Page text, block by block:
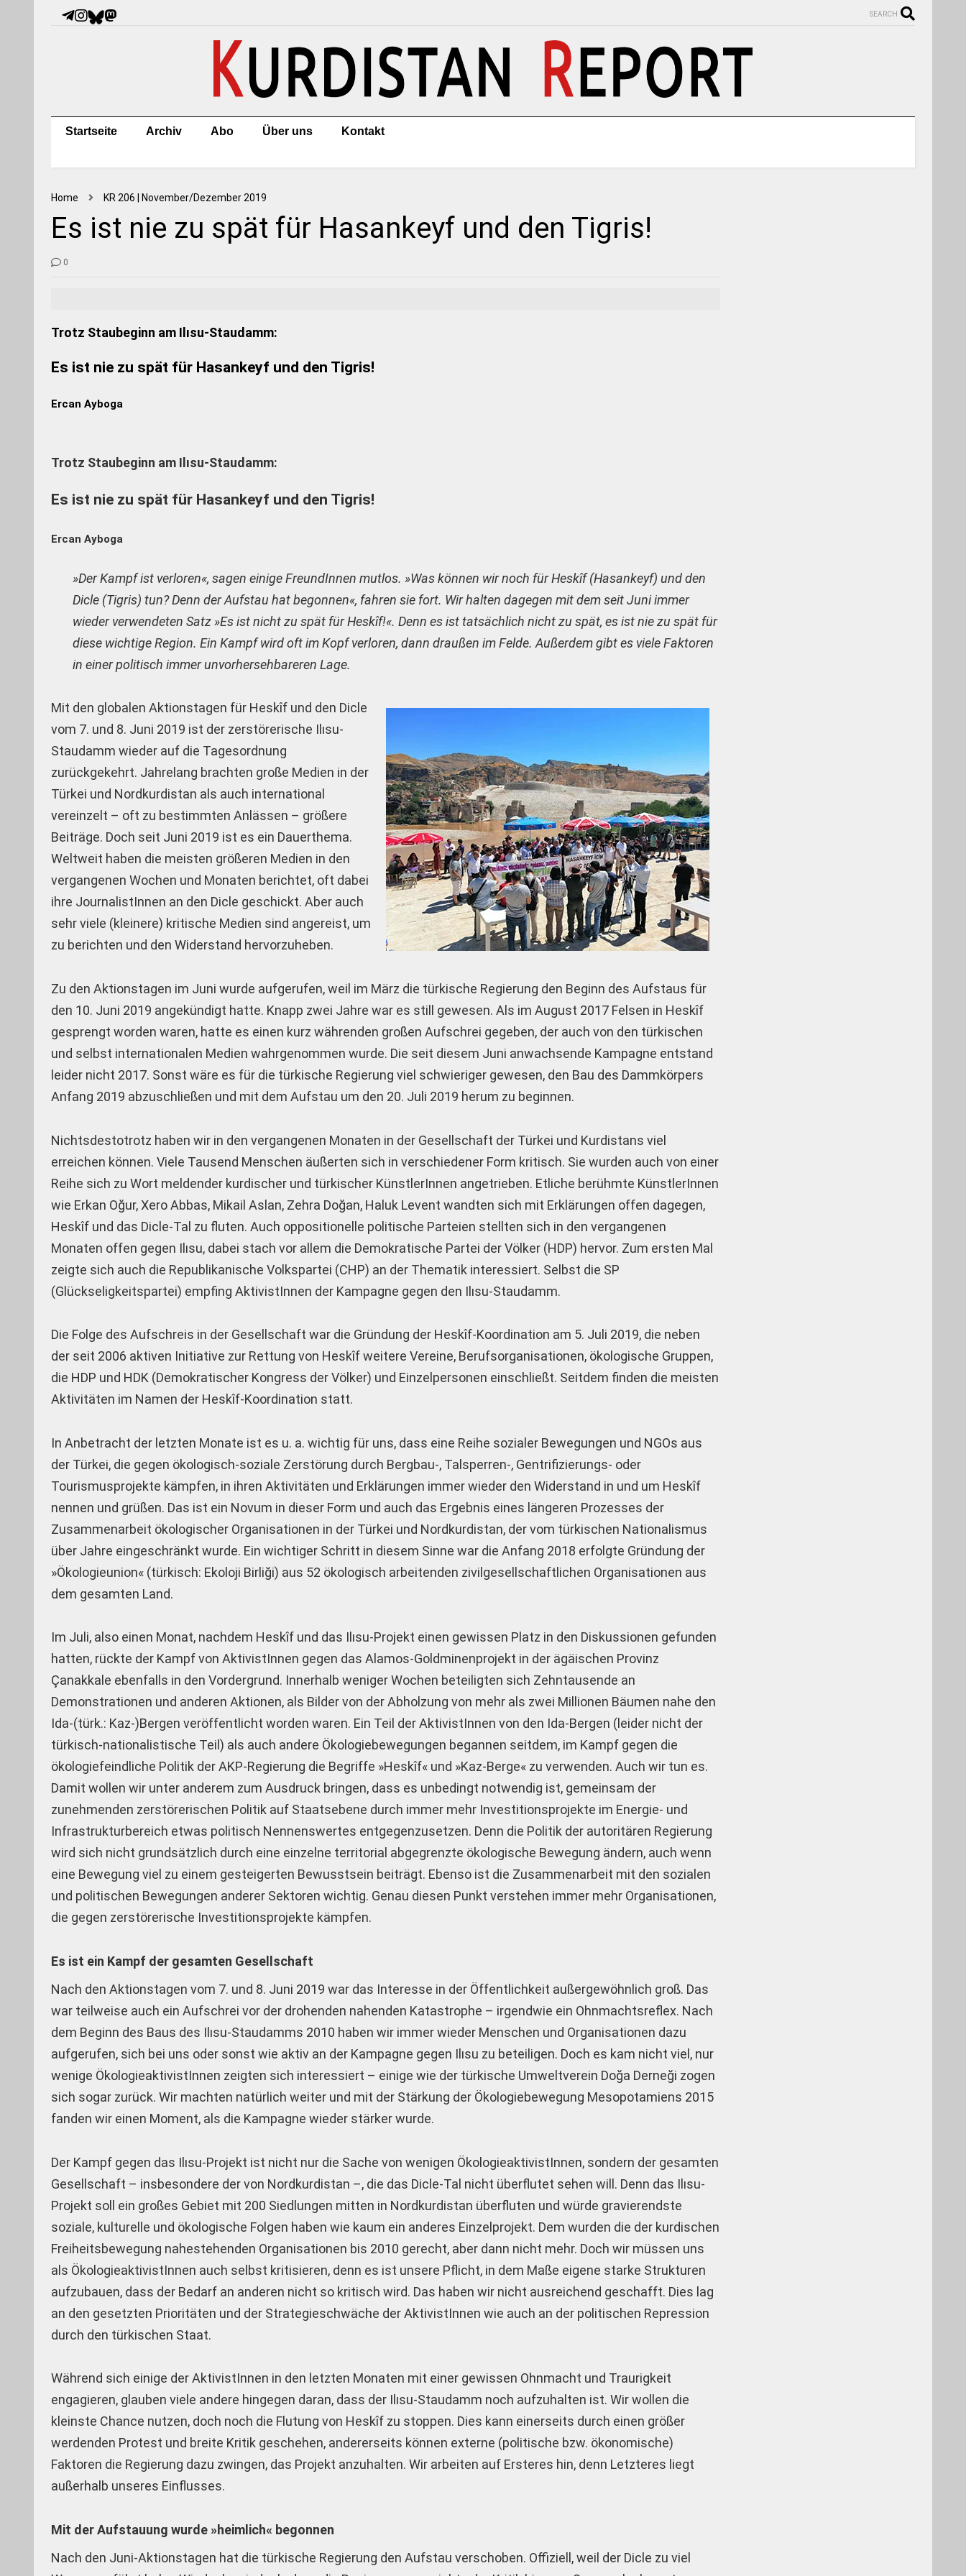
SEARCH
Startseite Archiv Abo Über uns Kontakt
Home KR 206 | November/Dezember 2019
Es ist nie zu spät für Hasankeyf und den Tigris!
0
Trotz Staubeginn am Ilısu-Staudamm:
Es ist nie zu spät für Hasankeyf und den Tigris!
Ercan Ayboga
Trotz Staubeginn am Ilısu-Staudamm:
Es ist nie zu spät für Hasankeyf und den Tigris!
Ercan Ayboga
»Der Kampf ist verloren«, sagen einige FreundInnen mutlos. »Was können wir noch für Heskîf (Hasankeyf) und den
Dicle (Tigris) tun? Denn der Aufstau hat begonnen«, fahren sie fort. Wir halten dagegen mit dem seit Juni immer
wieder verwendeten Satz »Es ist nicht zu spät für Heskîf!«. Denn es ist tatsächlich nicht zu spät, es ist nie zu spät für
diese wichtige Region. Ein Kampf wird oft im Kopf verloren, dann draußen im Felde. Außerdem gibt es viele Faktoren
in einer politisch immer unvorhersehbareren Lage.
Mit den globalen Aktionstagen für Heskîf und den Dicle
vom 7. und 8. Juni 2019 ist der zerstörerische Ilısu-
Staudamm wieder auf die Tagesordnung
zurückgekehrt. Jahrelang brachten große Medien in der
Türkei und Nordkurdistan als auch international
vereinzelt – oft zu bestimmten Anlässen – größere
Beiträge. Doch seit Juni 2019 ist es ein Dauerthema.
Weltweit haben die meisten größeren Medien in den
vergangenen Wochen und Monaten berichtet, oft dabei
ihre JournalistInnen an den Dicle geschickt. Aber auch
sehr viele (kleinere) kritische Medien sind angereist, um
zu berichten und den Widerstand hervorzuheben.
Zu den Aktionstagen im Juni wurde aufgerufen, weil im März die türkische Regierung den Beginn des Aufstaus für
den 10. Juni 2019 angekündigt hatte. Knapp zwei Jahre war es still gewesen. Als im August 2017 Felsen in Heskîf
gesprengt worden waren, hatte es einen kurz währenden großen Aufschrei gegeben, der auch von den türkischen
und selbst internationalen Medien wahrgenommen wurde. Die seit diesem Juni anwachsende Kampagne entstand
leider nicht 2017. Sonst wäre es für die türkische Regierung viel schwieriger gewesen, den Bau des Dammkörpers
Anfang 2019 abzuschließen und mit dem Aufstau um den 20. Juli 2019 herum zu beginnen.
Nichtsdestotrotz haben wir in den vergangenen Monaten in der Gesellschaft der Türkei und Kurdistans viel
erreichen können. Viele Tausend Menschen äußerten sich in verschiedener Form kritisch. Sie wurden auch von einer
Reihe sich zu Wort meldender kurdischer und türkischer KünstlerInnen angetrieben. Etliche berühmte KünstlerInnen
wie Erkan Oğur, Xero Abbas, Mikail Aslan, Zehra Doğan, Haluk Levent wandten sich mit Erklärungen offen dagegen,
Heskîf und das Dicle-Tal zu fluten. Auch oppositionelle politische Parteien stellten sich in den vergangenen
Monaten offen gegen Ilısu, dabei stach vor allem die Demokratische Partei der Völker (HDP) hervor. Zum ersten Mal
zeigte sich auch die Republikanische Volkspartei (CHP) an der Thematik interessiert. Selbst die SP
(Glückseligkeitspartei) empfing AktivistInnen der Kampagne gegen den Ilısu-Staudamm.
Die Folge des Aufschreis in der Gesellschaft war die Gründung der Heskîf-Koordination am 5. Juli 2019, die neben
der seit 2006 aktiven Initiative zur Rettung von Heskîf weitere Vereine, Berufsorganisationen, ökologische Gruppen,
die HDP und HDK (Demokratischer Kongress der Völker) und Einzelpersonen einschließt. Seitdem finden die meisten
Aktivitäten im Namen der Heskîf-Koordination statt.
In Anbetracht der letzten Monate ist es u. a. wichtig für uns, dass eine Reihe sozialer Bewegungen und NGOs aus
der Türkei, die gegen ökologisch-soziale Zerstörung durch Bergbau-, Talsperren-, Gentrifizierungs- oder
Tourismusprojekte kämpfen, in ihren Aktivitäten und Erklärungen immer wieder den Widerstand in und um Heskîf
nennen und grüßen. Das ist ein Novum in dieser Form und auch das Ergebnis eines längeren Prozesses der
Zusammenarbeit ökologischer Organisationen in der Türkei und Nordkurdistan, der vom türkischen Nationalismus
über Jahre eingeschränkt wurde. Ein wichtiger Schritt in diesem Sinne war die Anfang 2018 erfolgte Gründung der
»Ökologieunion« (türkisch: Ekoloji Birliği) aus 52 ökologisch arbeitenden zivilgesellschaftlichen Organisationen aus
dem gesamten Land.
Im Juli, also einen Monat, nachdem Heskîf und das Ilısu-Projekt einen gewissen Platz in den Diskussionen gefunden
hatten, rückte der Kampf von AktivistInnen gegen das Alamos-Goldminenprojekt in der ägäischen Provinz
Çanakkale ebenfalls in den Vordergrund. Innerhalb weniger Wochen beteiligten sich Zehntausende an
Demonstrationen und anderen Aktionen, als Bilder von der Abholzung von mehr als zwei Millionen Bäumen nahe den
Ida-(türk.: Kaz-)Bergen veröffentlicht worden waren. Ein Teil der AktivistInnen von den Ida-Bergen (leider nicht der
türkisch-nationalistische Teil) als auch andere Ökologiebewegungen begannen seitdem, im Kampf gegen die
ökologiefeindliche Politik der AKP-Regierung die Begriffe »Heskîf« und »Kaz-Berge« zu verwenden. Auch wir tun es.
Damit wollen wir unter anderem zum Ausdruck bringen, dass es unbedingt notwendig ist, gemeinsam der
zunehmenden zerstörerischen Politik auf Staatsebene durch immer mehr Investitionsprojekte im Energie- und
Infrastrukturbereich etwas politisch Nennenswertes entgegenzusetzen. Denn die Politik der autoritären Regierung
wird sich nicht grundsätzlich durch eine einzelne territorial abgegrenzte ökologische Bewegung ändern, auch wenn
eine Bewegung viel zu einem gesteigerten Bewusstsein beiträgt. Ebenso ist die Zusammenarbeit mit den sozialen
und politischen Bewegungen anderer Sektoren wichtig. Genau diesen Punkt verstehen immer mehr Organisationen,
die gegen zerstörerische Investitionsprojekte kämpfen.
Es ist ein Kampf der gesamten Gesellschaft
Nach den Aktionstagen vom 7. und 8. Juni 2019 war das Interesse in der Öffentlichkeit außergewöhnlich groß. Das
war teilweise auch ein Aufschrei vor der drohenden nahenden Katastrophe – irgendwie ein Ohnmachtsreflex. Nach
dem Beginn des Baus des Ilısu-Staudamms 2010 haben wir immer wieder Menschen und Organisationen dazu
aufgerufen, sich bei uns oder sonst wie aktiv an der Kampagne gegen Ilısu zu beteiligen. Doch es kam nicht viel, nur
wenige ÖkologieaktivistInnen zeigten sich interessiert – einige wie der türkische Umweltverein Doğa Derneği zogen
sich sogar zurück. Wir machten natürlich weiter und mit der Stärkung der Ökologiebewegung Mesopotamiens 2015
fanden wir einen Moment, als die Kampagne wieder stärker wurde.
Der Kampf gegen das Ilısu-Projekt ist nicht nur die Sache von wenigen ÖkologieaktivistInnen, sondern der gesamten
Gesellschaft – insbesondere der von Nordkurdistan –, die das Dicle-Tal nicht überflutet sehen will. Denn das Ilısu-
Projekt soll ein großes Gebiet mit 200 Siedlungen mitten in Nordkurdistan überfluten und würde gravierendste
soziale, kulturelle und ökologische Folgen haben wie kaum ein anderes Einzelprojekt. Dem wurden die der kurdischen
Freiheitsbewegung nahestehenden Organisationen bis 2010 gerecht, aber dann nicht mehr. Doch wir müssen uns
als ÖkologieaktivistInnen auch selbst kritisieren, denn es ist unsere Pflicht, in dem Maße eigene starke Strukturen
aufzubauen, dass der Bedarf an anderen nicht so kritisch wird. Das haben wir nicht ausreichend geschafft. Dies lag
an den gesetzten Prioritäten und der Strategieschwäche der AktivistInnen wie auch an der politischen Repression
durch den türkischen Staat.
Während sich einige der AktivistInnen in den letzten Monaten mit einer gewissen Ohnmacht und Traurigkeit
engagieren, glauben viele andere hingegen daran, dass der Ilısu-Staudamm noch aufzuhalten ist. Wir wollen die
kleinste Chance nutzen, doch noch die Flutung von Heskîf zu stoppen. Dies kann einerseits durch einen größer
werdenden Protest und breite Kritik geschehen, andererseits können externe (politische bzw. ökonomische)
Faktoren die Regierung dazu zwingen, das Projekt anzuhalten. Wir arbeiten auf Ersteres hin, denn Letzteres liegt
außerhalb unseres Einflusses.
Mit der Aufstauung wurde »heimlich« begonnen
Nach den Juni-Aktionstagen hat die türkische Regierung den Aufstau verschoben. Offiziell, weil der Dicle zu viel